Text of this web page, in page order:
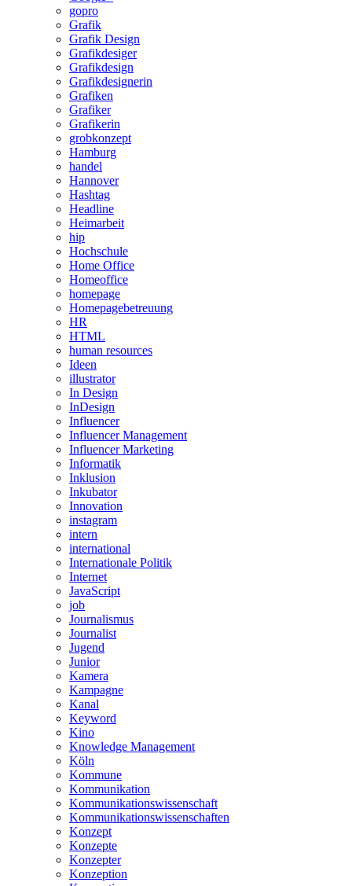
gopro
Grafik
Grafik Design
Grafikdesiger
Grafikdesign
Grafikdesignerin
Grafiken
Grafiker
Grafikerin
grobkonzept
Hamburg
handel
Hannover
Hashtag
Headline
Heimarbeit
hip
Hochschule
Home Office
Homeoffice
homepage
Homepagebetreuung
HR
HTML
human resources
Ideen
illustrator
In Design
InDesign
Influencer
Influencer Management
Influencer Marketing
Informatik
Inklusion
Inkubator
Innovation
instagram
intern
international
Internationale Politik
Internet
JavaScript
job
Journalismus
Journalist
Jugend
Junior
Kamera
Kampagne
Kanal
Keyword
Kino
Knowledge Management
Köln
Kommune
Kommunikation
Kommunikationswissenschaft
Kommunikationswissenschaften
Konzept
Konzepte
Konzepter
Konzeption